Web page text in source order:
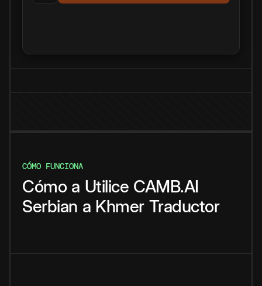
CÓMO FUNCIONA
Cómo a Utilice CAMB.AI
Serbian a Khmer Traductor